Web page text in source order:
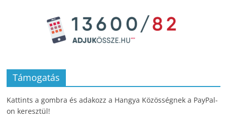
Támogatás
Kattints a gombra és adakozz a Hangya Közösségnek a PayPal-
on keresztül!